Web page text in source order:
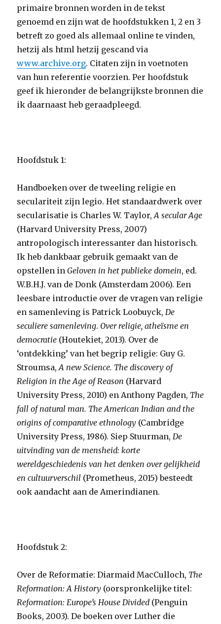
primaire bronnen worden in de tekst
genoemd en zijn wat de hoofdstukken 1, 2 en 3
betreft zo goed als allemaal online te vinden,
hetzij als html hetzij gescand via
www.archive.org. Citaten zijn in voetnoten
van hun referentie voorzien. Per hoofdstuk
geef ik hieronder de belangrijkste bronnen die
ik daarnaast heb geraadpleegd.
Hoofdstuk 1:
Handboeken over de tweeling religie en
seculariteit zijn legio. Het standaardwerk over
secularisatie is Charles W. Taylor,A secular Age
(Harvard University Press, 2007)
antropologisch interessanter dan historisch.
Ik heb dankbaar gebruik gemaakt van de
opstellen inGeloven in het publieke domein, ed.
W.B.H.J. van de Donk (Amsterdam 2006). Een
leesbare introductie over de vragen van religie
en samenleving is Patrick Loobuyck,De
seculiere samenleving. Over religie, atheïsme en
democratie (Houtekiet, 2013). Over de
‘ontdekking’ van het begrip religie: Guy G.
Stroumsa,A new Science. The discovery of
Religion in the Age of Reason (Harvard
University Press, 2010) en Anthony Pagden, The
fall of natural man. The American Indian and the
origins of comparative ethnology (Cambridge
University Press, 1986). Siep Stuurman,De
uitvinding van de mensheid: korte
wereldgeschiedenis van het denken over gelijkheid
en cultuurverschil (Prometheus, 2015) besteedt
ook aandacht aan de Amerindianen.
Hoofdstuk 2:
Over de Reformatie: Diarmaid MacCulloch, The
Reformation: A History (oorspronkelijke titel:
Reformation: Europe’s House Divided (Penguin
Books, 2003). De boeken over Luther die